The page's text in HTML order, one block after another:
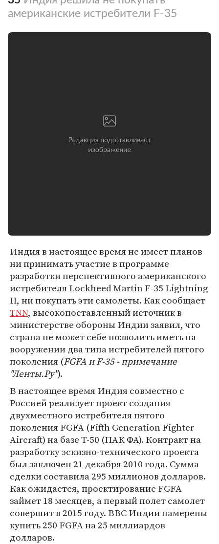
американские истребители F-35
Индия в настоящее время не имеет планов
ни принимать участие в программе
разработки перспективного американского
истребителя Lockheed Martin F-35 Lightning
II, ни покупать эти самолеты. Как сообщает
TNN, высокопоставленный источник в
министерстве обороны Индии заявил, что
страна не может себе позволить иметь на
вооружении два типа истребителей пятого
поколения (FGFA и F-35 - примечание
"Ленты.Ру").
В настоящее время Индия совместно с
Россией реализует проект создания
двухместного истребителя пятого
поколения FGFA (Fifth Generation Fighter
Aircraft) на базе Т-50 (ПАК ФА). Контракт на
разработку эскизно-технического проекта
был заключен 21 декабря 2010 года. Сумма
сделки составила 295 миллионов долларов.
Как ожидается, проектирование FGFA
займет 18 месяцев, а первый полет самолет
совершит в 2015 году. ВВС Индии намерены
купить 250 FGFA на 25 миллиардов
долларов.